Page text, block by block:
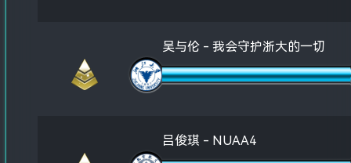
吴与伦 - 我会守护浙大的一切
吕俊琪 - NUAA4